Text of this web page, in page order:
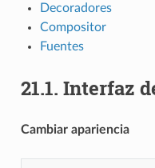
Decoradores
Compositor
Fuentes
21.1. Interfaz
Cambiar apariencia